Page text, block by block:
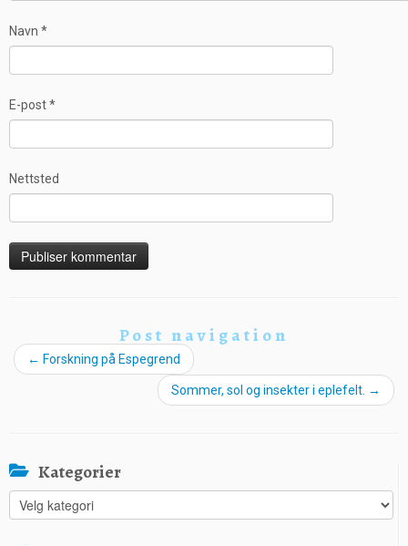
Navn *
E-post*
Nettsted
Post navigation
← Forskning på Espegrend
Sommer, sol og insekter i eplefelt. →
Kategorier
Kategorier